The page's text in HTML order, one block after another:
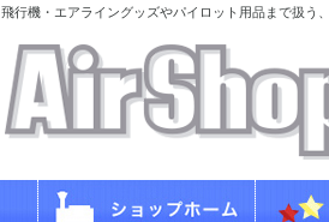
飛行機・エアライングッズやパイロット用品まで扱う、